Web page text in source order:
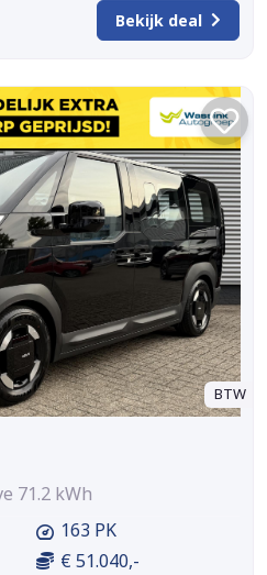
Bekijk deal
BTW
71.2 kWh
163 PK
€ 51.040,-